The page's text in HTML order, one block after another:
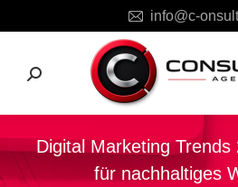
info@c-
Search:
Digital Marketing Trends
für nachhaltiges